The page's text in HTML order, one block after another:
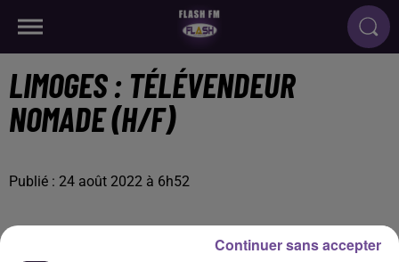
LIMOGES : TÉLÉVENDEUR
NOMADE (H/F)
Publié : 24 août 2022 à 6h52
Continuer sans accepter